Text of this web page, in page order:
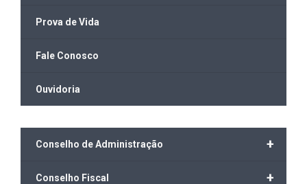
Prova de Vida
Fale Conosco
Ouvidoria
+
Conselho de Administração
+
Conselho Fiscal